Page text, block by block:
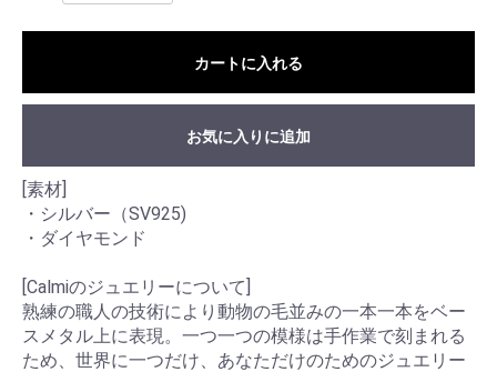
カートに入れる
お気に入りに追加
[素材]
・シルバー（SV925)
・ダイヤモンド
[Calmiのジュエリーについて]
熟練の職人の技術により動物の毛並みの一本一本をベー
スメタル上に表現。一つ一つの模様は手作業で刻まれる
ため、世界に一つだけ、あなただけのためのジュエリー